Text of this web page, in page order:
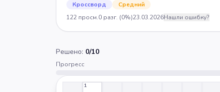
Кроссворд Средний
122 просм.0 разг. (0%)23.03.2026Нашли ошибку?
Решено: 0/10
Прогресс
1